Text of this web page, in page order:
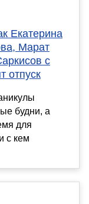
Екатерина
Марат
с
отпуск
будни, а
для
с кем